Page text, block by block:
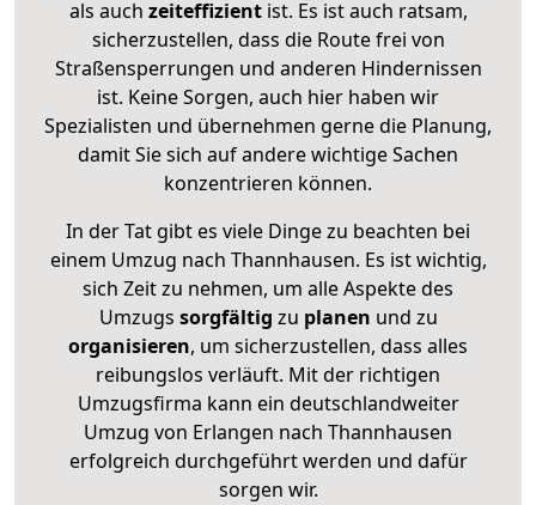
als auch zeiteffizientist. Es ist auch ratsam,
sicherzustellen, dass die Route frei von
Straßensperrungen und anderen Hindernissen
ist. Keine Sorgen, auch hier haben wir
Spezialisten und übernehmen gerne die Planung,
damit Sie sich auf andere wichtige Sachen
konzentrieren können.
In der Tat gibt es viele Dinge zu beachten bei
einem Umzug nach Thannhausen. Es ist wichtig,
sich Zeit zu nehmen, um alle Aspekte des
Umzugs sorgfältig zu planen und zu
organisieren, um sicherzustellen, dass alles
reibungslos verläuft. Mit der richtigen
Umzugsfirma kann ein deutschlandweiter
Umzug von Erlangen nach Thannhausen
erfolgreich durchgeführt werden und dafür
sorgen wir.